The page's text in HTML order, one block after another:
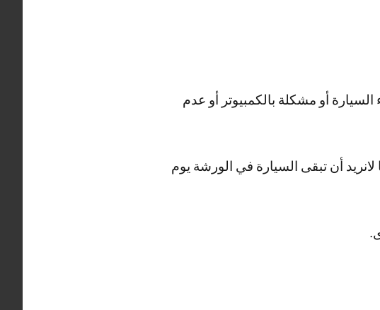
أو مشكلة بالكمبيوتر أو عدم
أن تبقى السيارة في الورشة يوم